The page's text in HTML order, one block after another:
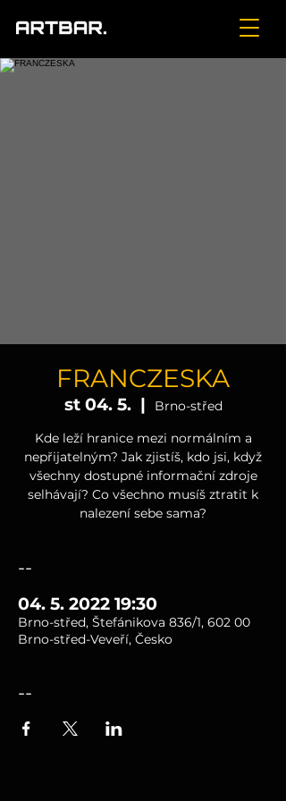
FRANCZESKA
st 04. 5.
  |
Brno-střed
Kde leží hranice mezi normálním a
nepřijatelným? Jak zjistíš, kdo jsi, když
všechny dostupné informační zdroje
selhávají? Co všechno musíš ztratit k
nalezení sebe sama?
--
04. 5. 2022 19:30
Brno-střed, Štefánikova 836/1, 602 00
Brno-střed-Veveří, Česko
--